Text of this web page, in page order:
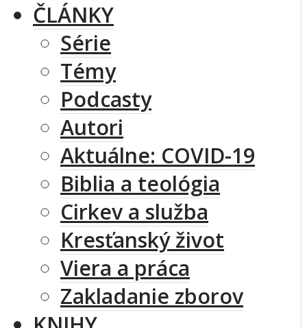
ČLÁNKY
Série
Témy
Podcasty
Autori
Aktuálne: COVID-19
Biblia a teológia
Cirkev a služba
Kresťanský život
Viera a práca
Zakladanie zborov